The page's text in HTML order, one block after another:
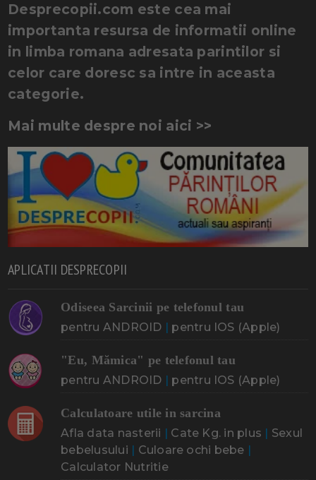
Desprecopii.com este cea mai
importanta resursa de informatii online
in limba romana adresata parintilor si
celor care doresc sa intre in aceasta
categorie.
Mai multe despre noi aici >>
APLICATII DESPRECOPII
Odiseea Sarcinii pe telefonul tau
pentru ANDROID | pentru IOS (Apple)
"Eu, Mămica" pe telefonul tau
pentru ANDROID | pentru IOS (Apple)
Calculatoare utile in sarcina
Afla data nasterii | Cate Kg. in plus | Sexul
bebelusului | Culoare ochi bebe |
Calculator Nutritie